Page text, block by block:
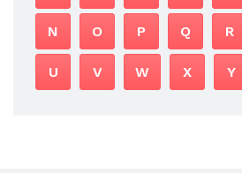
N O P Q R
U V W X Y